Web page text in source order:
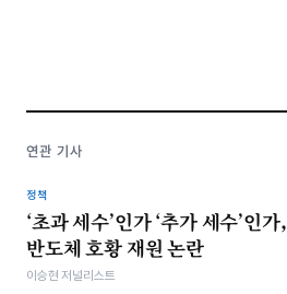
연관 기사
정책
‘초과 세수’인가 ‘추가 세수’인가,
반도체 호황 재원 논란
이승현 저널리스트